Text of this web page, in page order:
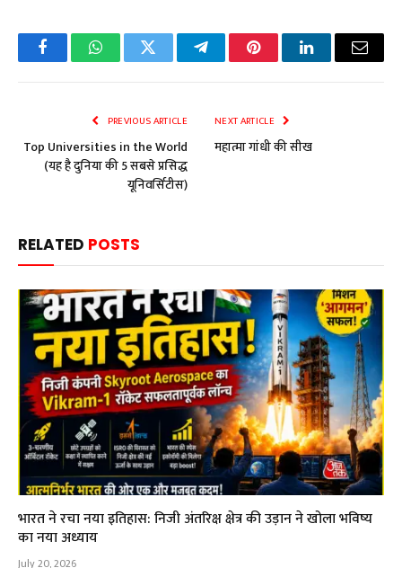
FacebookWhatsAppTwitter TelegramPinterestLinkedInEmail
PREVIOUS ARTICLE
Top Universities in the World
(यह है दुनिया की 5 सबसे प्रसिद्ध
यूनिवर्सिटीस)
NEXT ARTICLE
महात्मा गांधी की सीख
RELATED POSTS
भारत ने रचा नया इतिहास: निजी अंतरिक्ष क्षेत्र की उड़ान ने खोला भविष्य
का नया अध्याय
July 20, 2026